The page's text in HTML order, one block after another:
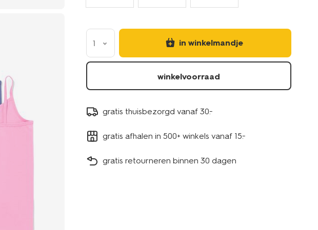
1 in winkelmandje
winkelvoorraad
gratis thuisbezorgd vanaf 30.-
gratis afhalen in 500+ winkels vanaf 15.-
gratis retourneren binnen 30 dagen